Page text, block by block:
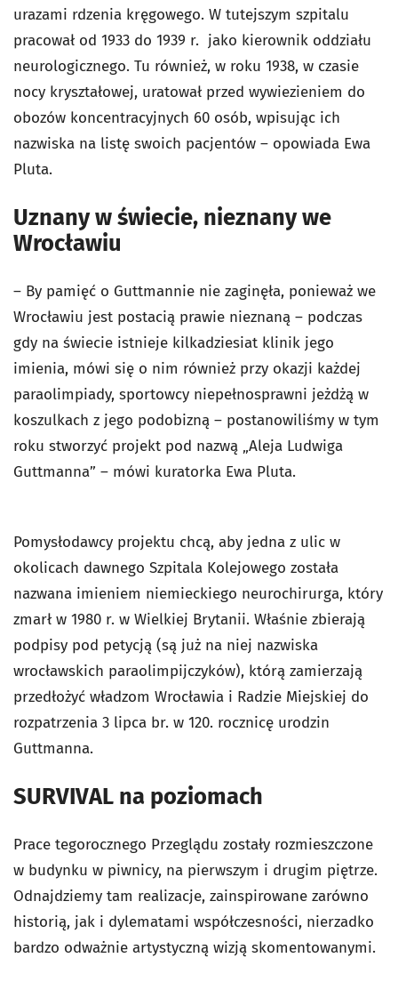
urazami rdzenia kręgowego. W tutejszym szpitalu
pracował od 1933 do 1939 r. jako kierownik oddziału
neurologicznego. Tu również, w roku 1938, w czasie
nocy kryształowej, uratował przed wywiezieniem do
obozów koncentracyjnych 60 osób, wpisując ich
nazwiska na listę swoich pacjentów – opowiada Ewa
Pluta.
Uznany w świecie, nieznany we
Wrocławiu
– By pamięć o Guttmannie nie zaginęła, ponieważ we
Wrocławiu jest postacią prawie nieznaną – podczas
gdy na świecie istnieje kilkadziesiat klinik jego
imienia, mówi się o nim również przy okazji każdej
paraolimpiady, sportowcy niepełnosprawni jeżdżą w
koszulkach z jego podobizną – postanowiliśmy w tym
roku stworzyć projekt pod nazwą „Aleja Ludwiga
Guttmanna” – mówi kuratorka Ewa Pluta.
Pomysłodawcy projektu chcą, aby jedna z ulic w
okolicach dawnego Szpitala Kolejowego została
nazwana imieniem niemieckiego neurochirurga, który
zmarł w 1980 r. w Wielkiej Brytanii. Właśnie zbierają
podpisy pod petycją (są już na niej nazwiska
wrocławskich paraolimpijczyków), którą zamierzają
przedłożyć władzom Wrocławia i Radzie Miejskiej do
rozpatrzenia 3 lipca br. w 120. rocznicę urodzin
Guttmanna.
SURVIVAL na poziomach
Prace tegorocznego Przeglądu zostały rozmieszczone
w budynku w piwnicy, na pierwszym i drugim piętrze.
Odnajdziemy tam realizacje, zainspirowane zarówno
historią, jak i dylematami współczesności, nierzadko
bardzo odważnie artystyczną wizją skomentowanymi.